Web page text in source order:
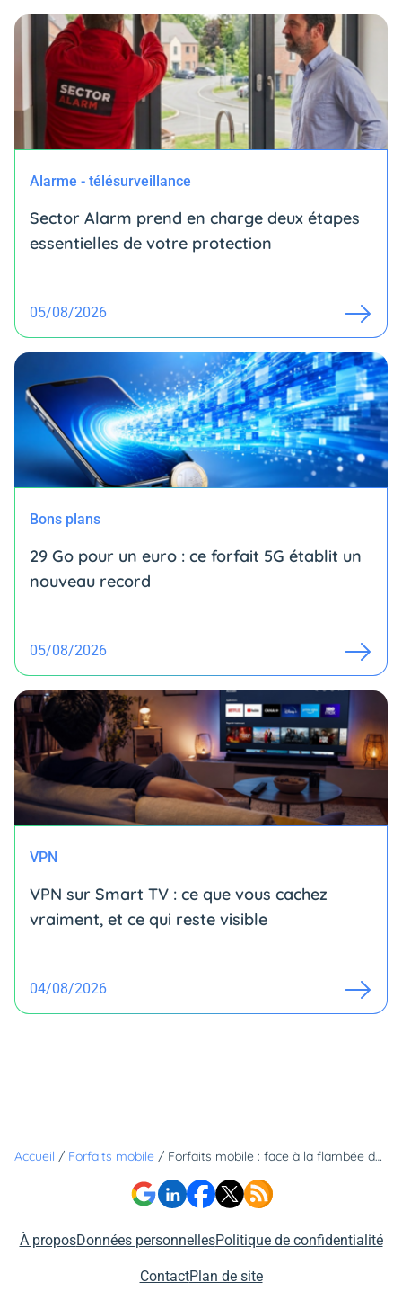
Alarme - télésurveillance
Sector Alarm prend en charge deux étapes
essentielles de votre protection
05/08/2026
Bons plans
29 Go pour un euro : ce forfait 5G établit un
nouveau record
05/08/2026
VPN
VPN sur Smart TV : ce que vous cachez
vraiment, et ce qui reste visible
04/08/2026
Accueil / Forfaits mobile / Forfaits mobile : face à la flambée des prix, quel est ce seul opérateur qui refuse encore d'augmenter ses tarifs ?
À proposDonnées personnellesPolitique de confidentialité
ContactPlan de site